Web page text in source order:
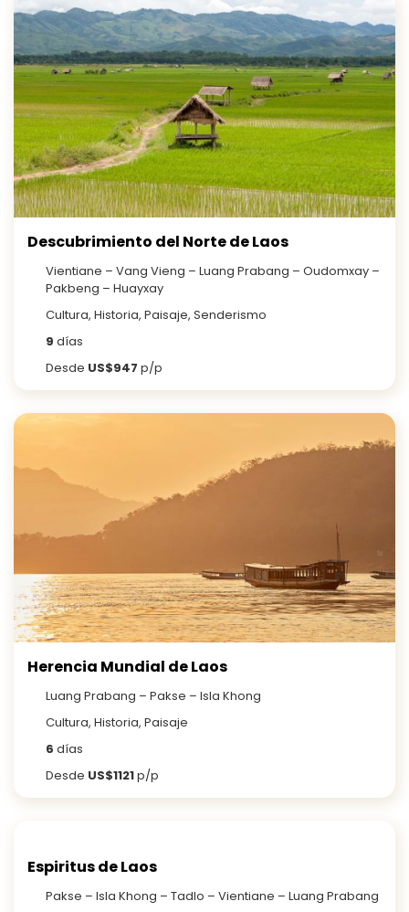
Descubrimiento del Norte de Laos
Vientiane – Vang Vieng – Luang Prabang – Oudomxay –
Pakbeng – Huayxay
Cultura, Historia, Paisaje, Senderismo
9 días
Desde US$947 p/p
Herencia Mundial de Laos
Luang Prabang – Pakse – Isla Khong
Cultura, Historia, Paisaje
6 días
Desde US$1121p/p
Espiritus de Laos
Pakse – Isla Khong – Tadlo – Vientiane – Luang Prabang